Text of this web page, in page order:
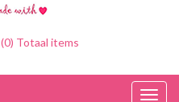
(0) Totaal items